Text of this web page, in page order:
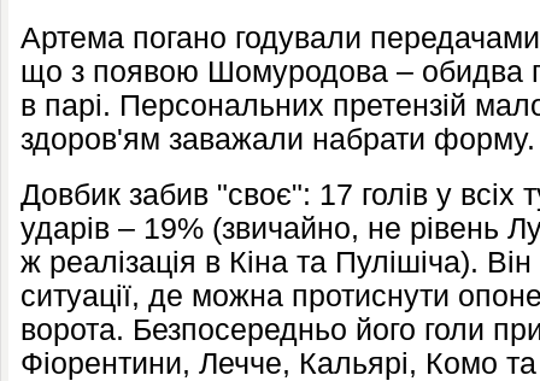
Артема погано годували
що з появою Шомуродова – обидва
в парі. Персональних претензій
здоров'ям заважали набрати форму.
Довбик забив "своє": 17 голів у всіх
ударів – 19% (звичайно, не рівень
ж реалізація в Кіна та Пулішіча).
ситуації, де можна протиснути
ворота. Безпосередньо його голи
Фіорентини, Лечче, Кальярі, Комо та